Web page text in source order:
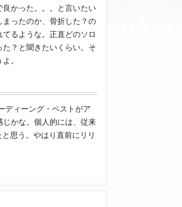
かった。。。と言いたい
ったのか、骨折した？の
るような。正直どのソロ
？と聞きたいくらい。そ
。
ィーング・ベストがア
かな。個人的には、従来
思う。やはり直前にリリ